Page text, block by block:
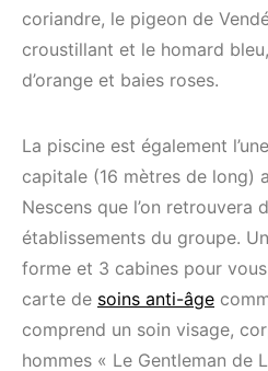
coriandre, le pigeon de
croustillant et le homard
d’orange et baies roses.
La piscine est également
capitale (16 mètres de long)
Nescens que l’on retrouvera
établissements du groupe.
forme et 3 cabines pour
carte de soins anti-âge
comprend un soin visage,
hommes « Le Gentleman de